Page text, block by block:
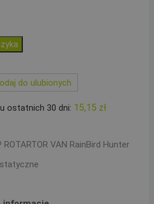
do ulubionych
ostatnich 30 dni: 15,15 zł
VAN RainBird Hunter